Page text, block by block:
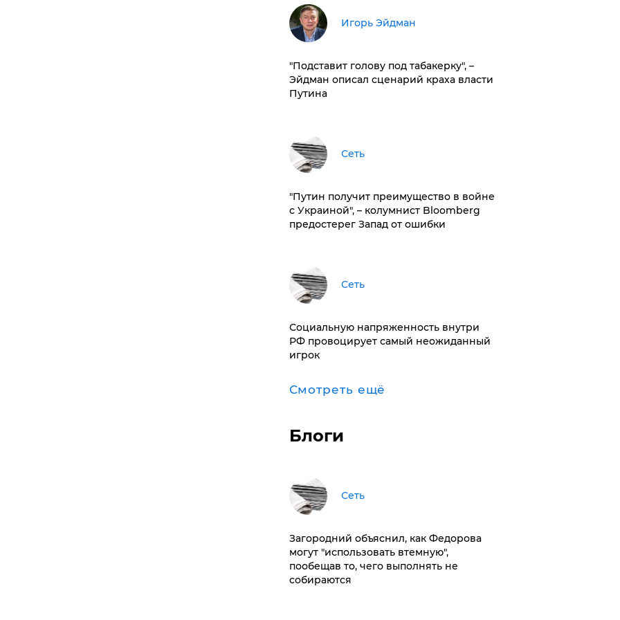
Игорь Эйдман
​"Подставит голову под табакерку", –
Эйдман описал сценарий краха власти
Путина
Сеть
"Путин получит преимущество в войне
с Украиной", – колумнист Bloomberg
предостерег Запад от ошибки
Сеть
Социальную напряженность внутри
РФ провоцирует самый неожиданный
игрок
Смотреть ещё
Блоги
Сеть
Загородний объяснил, как Федорова
могут "использовать втемную",
пообещав то, чего выполнять не
собираются